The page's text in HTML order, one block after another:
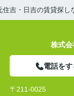
住吉・日吉の賃貸探し
株式
電話をす
〒211-0025